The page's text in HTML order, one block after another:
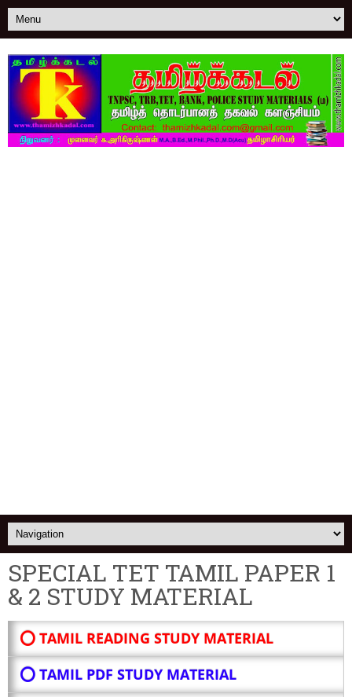
SPECIAL TET TAMIL PAPER 1
& 2 STUDY MATERIAL
⭕ TAMIL READING STUDY MATERIAL
⭕ TAMIL PDF STUDY MATERIAL